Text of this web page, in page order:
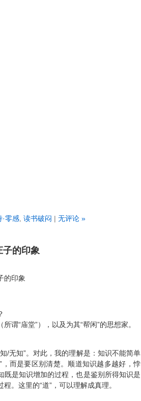
·零感, 读书破闷 | 无评论 »
子的印象
印象
“庙堂”），以及为其“帮闲”的思想家。
知”。对此，我的理解是：知识不能简单
，而是要区别清楚。顺道知识越多越好，悖
既是知识增加的过程，也是鉴别所得知识是
。这里的“道”，可以理解成真理。